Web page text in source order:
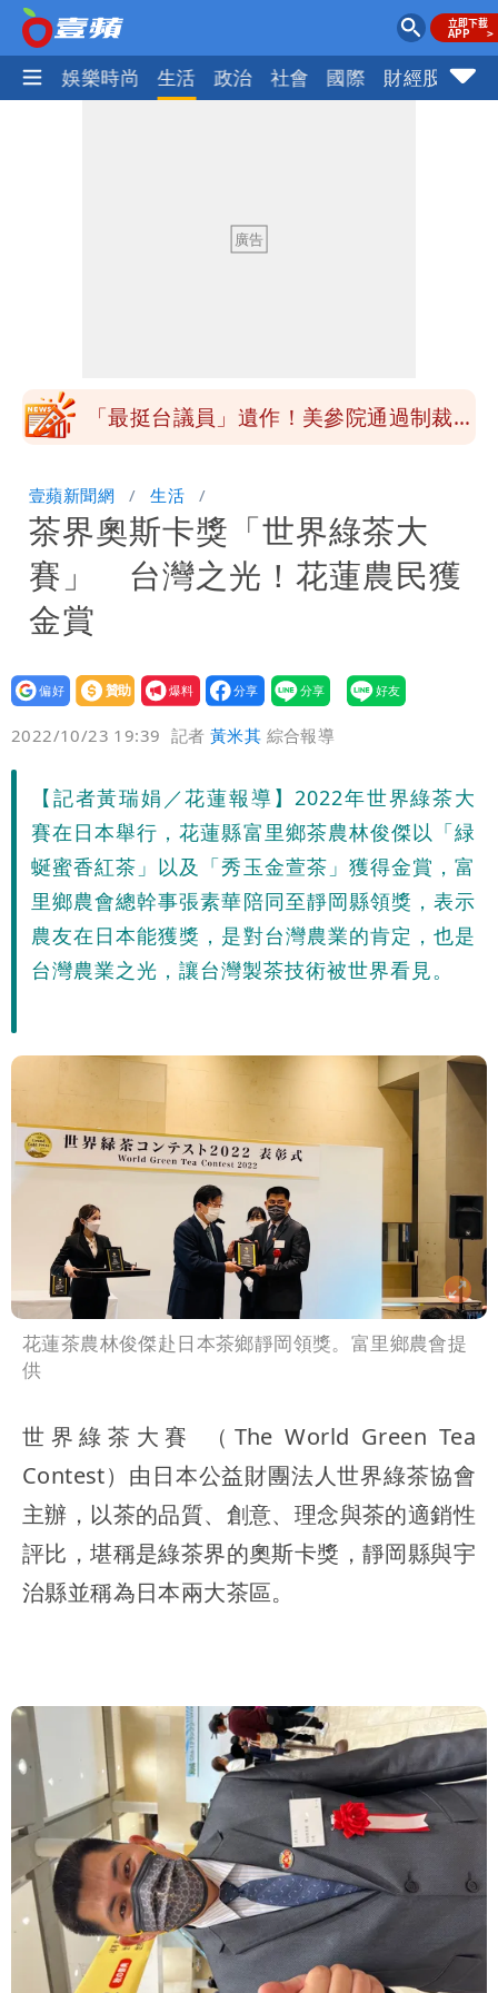
熱門 娛樂時尚 生活 政治 社會 國際 財經股市
盪 這幾區飆豪雨
「最挺台議員」遺作！美參院通過制裁
盪 這幾區飆豪雨
壹蘋新聞網 生活
茶界奧斯卡獎「世界綠茶大
賽」 台灣之光！花蓮農民獲
金賞
設為
贊助
我要
爆料
2022/10/23 19:39 記者黃米其 綜合報導
【記者黃瑞娟／花蓮報導】2022年世界綠茶大
賽在日本舉行，花蓮縣富里鄉茶農林俊傑以「緑
蜒蜜香紅茶」以及「秀玉金萱茶」獲得金賞，富
里鄉農會總幹事張素華陪同至靜岡縣領獎，表示
農友在日本能獲獎，是對台灣農業的肯定，也是
台灣農業之光，讓台灣製茶技術被世界看見。
花蓮茶農林俊傑赴日本茶鄉靜岡領獎。富里鄉農會提
供
世界綠茶大賽 （The World Green Tea
Contest）由日本公益財團法人世界綠茶協會
主辦，以茶的品質、創意、理念與茶的適銷性
評比，堪稱是綠茶界的奧斯卡獎，靜岡縣與宇
治縣並稱為日本兩大茶區。